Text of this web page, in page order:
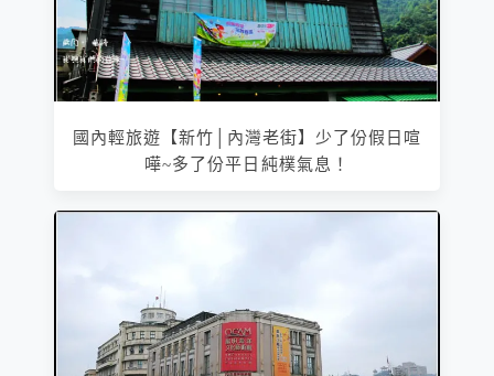
國內輕旅遊【新竹│內灣老街】少了份假日喧
嘩~多了份平日純樸氣息！